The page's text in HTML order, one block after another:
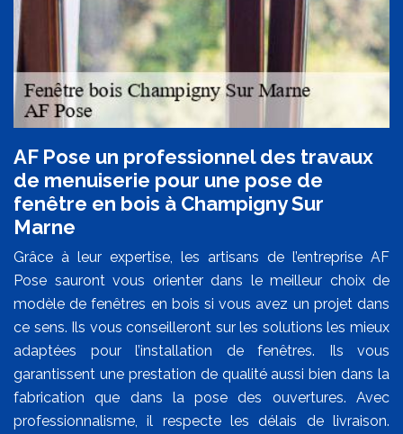
AF Pose un professionnel des travaux
de menuiserie pour une pose de
fenêtre en bois à Champigny Sur
Marne
Grâce à leur expertise, les artisans de l’entreprise AF
Pose sauront vous orienter dans le meilleur choix de
modèle de fenêtres en bois si vous avez un projet dans
ce sens. Ils vous conseilleront sur les solutions les mieux
adaptées pour l’installation de fenêtres. Ils vous
garantissent une prestation de qualité aussi bien dans la
fabrication que dans la pose des ouvertures. Avec
professionnalisme, il respecte les délais de livraison.